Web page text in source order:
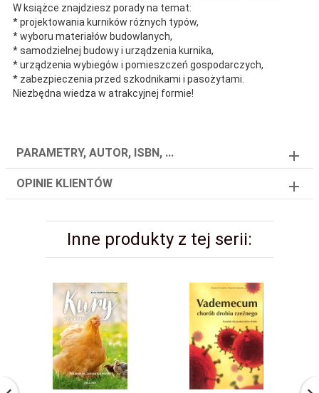
W książce znajdziesz porady na temat:
* projektowania kurników różnych typów,
* wyboru materiałów budowlanych,
* samodzielnej budowy i urządzenia kurnika,
* urządzenia wybiegów i pomieszczeń gospodarczych,
* zabezpieczenia przed szkodnikami i pasożytami.
Niezbędna wiedza w atrakcyjnej formie!
PARAMETRY, AUTOR, ISBN, ...
OPINIE KLIENTÓW
Inne produkty z tej serii: